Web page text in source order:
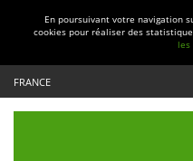
En poursuivant votre navigation
cookies pour réaliser des
les
FRANCE